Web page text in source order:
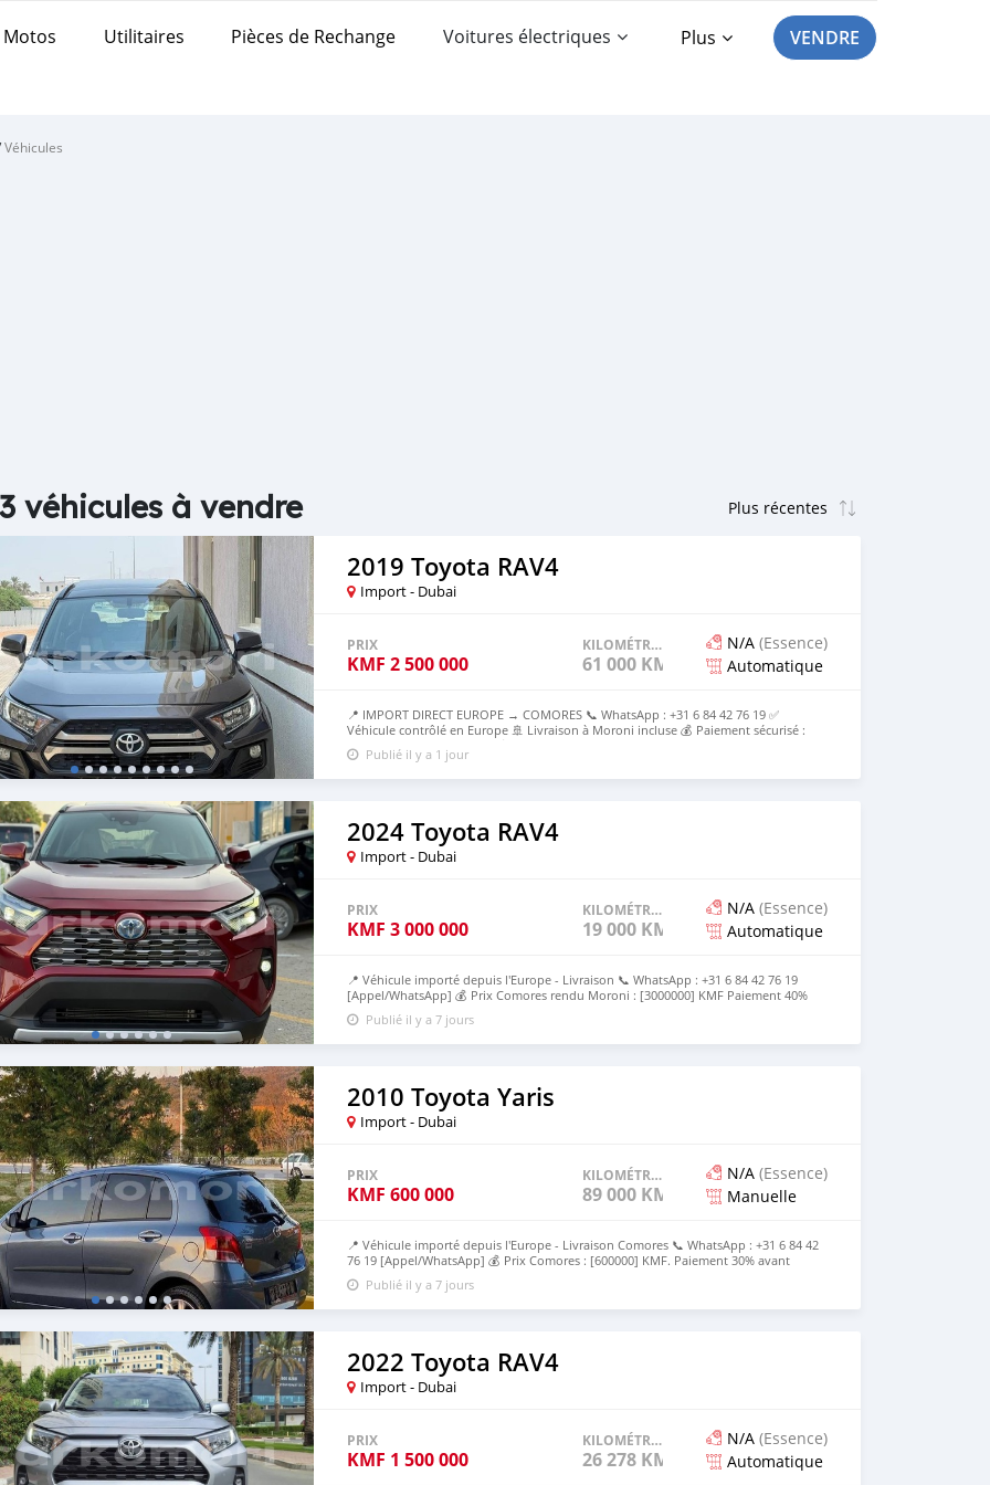
Motos Utilitaires Pièces de Rechange Voitures électriques Plus VENDRE
Véhicules
véhicules à vendre
2019 Toyota RAV4
Import - Dubai
PRIX
KMF 2 500 000
KILOMÉTRAGE
61 000 KM
N/A (Essence)
Automatique
📍 IMPORT DIRECT EUROPE → COMORES 📞 WhatsApp : +31 6 84 42 76 19 ✅
Véhicule contrôlé en Europe 🚢 Livraison à Moroni incluse 💰 Paiement sécurisé :
50% avant, 50% à l’arrivée 💰Prix rendu Moroni : [2500000KMF] Tout compris
Publié il y a 1 jour
2024 Toyota RAV4
Import - Dubai
PRIX
KMF 3 000 000
KILOMÉTRAGE
19 000 KM
N/A (Essence)
Automatique
📍 Véhicule importé depuis l'Europe - Livraison 📞 WhatsApp : +31 6 84 42 76 19
[Appel/WhatsApp] 💰 Prix Comores rendu Moroni : [3000000] KMF Paiement 40%
avant livraison et 60% après livraison Le prix est discutable
Publié il y a 7 jours
2010 Toyota Yaris
Import - Dubai
PRIX
KMF 600 000
KILOMÉTRAGE
89 000 KM
N/A (Essence)
Manuelle
📍 Véhicule importé depuis l'Europe - Livraison Comores 📞 WhatsApp : +31 6 84 42
76 19 [Appel/WhatsApp] 💰 Prix Comores : [600000] KMF. Paiement 30% avant
expédition, 70% à l’arrivée
Publié il y a 7 jours
2022 Toyota RAV4
Import - Dubai
PRIX
KMF 1 500 000
KILOMÉTRAGE
26 278 KM
N/A (Essence)
Automatique